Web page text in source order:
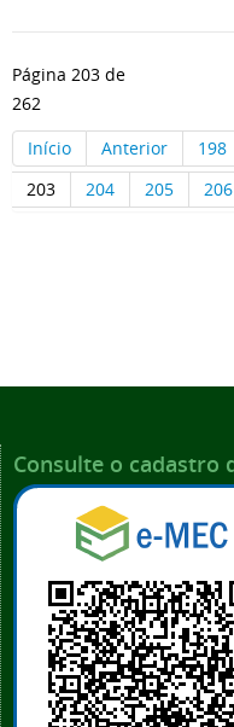
Página 203 de
262
Início
Anterior 198
203
204 205 206
Consulte o cadastro